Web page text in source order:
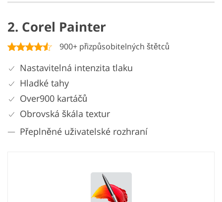
2. Corel Painter
900+ přizpůsobitelných štětců
Nastavitelná intenzita tlaku
Hladké tahy
Over900 kartáčů
Obrovská škála textur
Přeplněné uživatelské rozhraní